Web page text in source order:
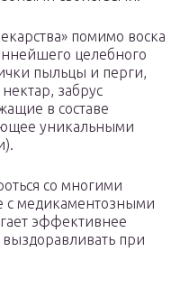
помимо воска
целебного
пыльцы и перги,
забрус
в составе
уникальными
со многими
с медикаментозными
эффективнее
при